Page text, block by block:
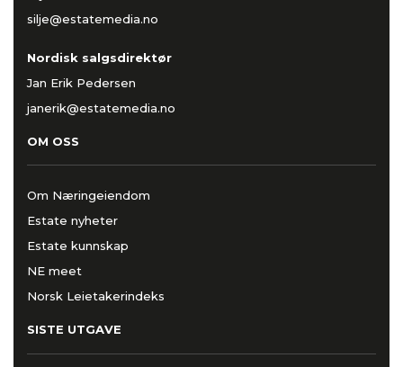
silje@estatemedia.no
Nordisk salgsdirektør
Jan Erik Pedersen
janerik@estatemedia.no
OM OSS
Om Næringeiendom
Estate nyheter
Estate kunnskap
NE meet
Norsk Leietakerindeks
SISTE UTGAVE